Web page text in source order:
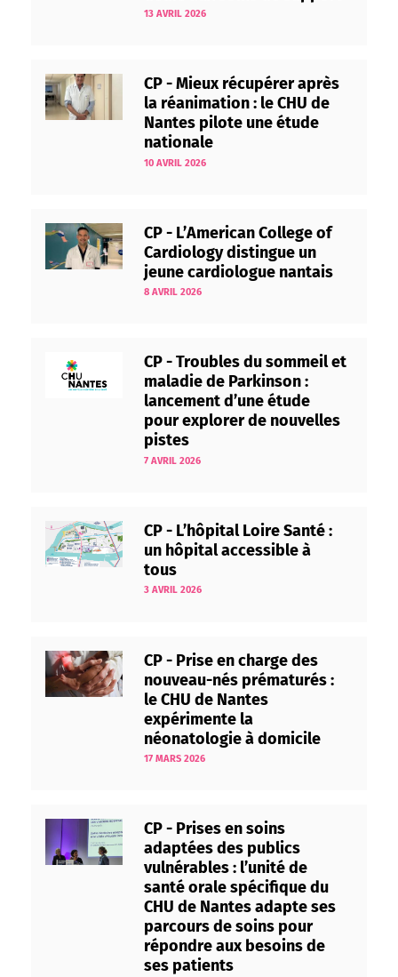
13 AVRIL 2026
CP - Mieux récupérer après
la réanimation : le CHU de
Nantes pilote une étude
nationale
10 AVRIL 2026
CP - L’American College of
Cardiology distingue un
jeune cardiologue nantais
8 AVRIL 2026
CP - Troubles du sommeil et
maladie de Parkinson :
lancement d’une étude
pour explorer de nouvelles
pistes
7 AVRIL 2026
CP - L’hôpital Loire Santé :
un hôpital accessible à
tous
3 AVRIL 2026
CP - Prise en charge des
nouveau-nés prématurés :
le CHU de Nantes
expérimente la
néonatologie à domicile
17 MARS 2026
CP - Prises en soins
adaptées des publics
vulnérables : l’unité de
santé orale spécifique du
CHU de Nantes adapte ses
parcours de soins pour
répondre aux besoins de
ses patients